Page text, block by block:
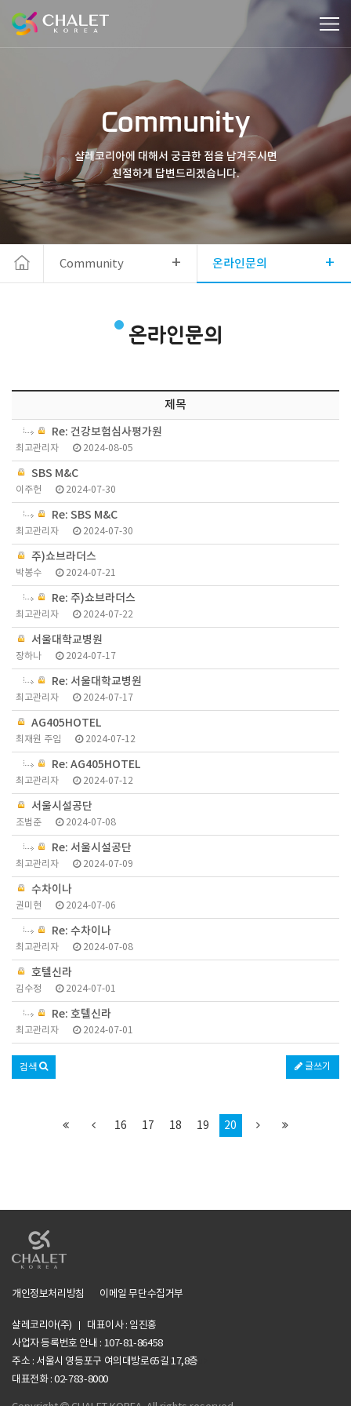
Community
샬레코리아에 대해서 궁금한 점을 남겨주시면
친절하게 답변드리겠습니다.
Community + 온라인문의 +
온라인문의
제목
Re: 건강보험심사평가원
최고관리자 2024-08-05
SBS M&C
이주헌 2024-07-30
Re: SBS M&C
최고관리자 2024-07-30
주)쇼브라더스
박봉수 2024-07-21
Re: 주)쇼브라더스
최고관리자 2024-07-22
서울대학교병원
장하나 2024-07-17
Re: 서울대학교병원
최고관리자 2024-07-17
AG405HOTEL
최재원 주임 2024-07-12
Re: AG405HOTEL
최고관리자 2024-07-12
서울시설공단
조범준 2024-07-08
Re: 서울시설공단
최고관리자 2024-07-09
수차이나
권미현 2024-07-06
Re: 수차이나
최고관리자 2024-07-08
호텔신라
김수정 2024-07-01
Re: 호텔신라
최고관리자 2024-07-01
글쓰기
검색
16 17 18 19 20
개인정보처리방침 이메일 무단수집거부
샬레코리아(주)
대표이사 : 임진홍
사업자 등록번호 안내 : 107-81-86458
주소 : 서울시 영등포구 여의대방로65길 17,8층
대표전화 : 02-783-8000